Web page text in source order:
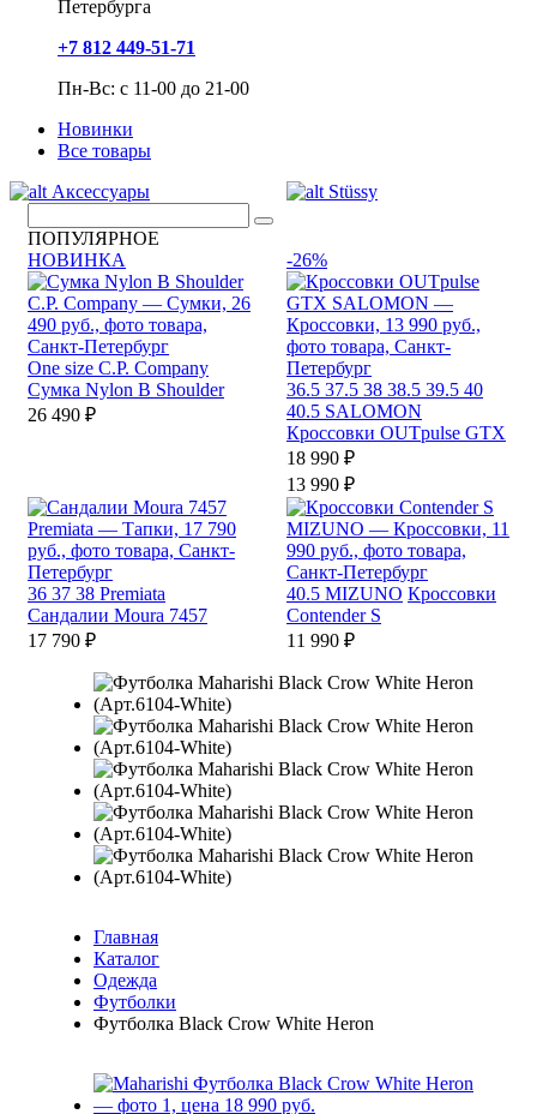
Петербурга
+7 812 449-51-71
Пн-Вс: с 11-00 до 21-00
Новинки
Все товары
Аксессуары
Stüssy
ПОПУЛЯРНОЕ
НОВИНКА
One size C.P. Company
Сумка Nylon B Shoulder
26 490 ₽
-26%
36.5 37.5 38 38.5 39.5 40
40.5 SALOMON
Кроссовки OUTpulse GTX
18 990 ₽
13 990 ₽
36 37 38 Premiata
Сандалии Moura 7457
17 790 ₽
40.5 MIZUNO Кроссовки
Contender S
11 990 ₽
Главная
Каталог
Одежда
Футболки
Футболка Black Crow White Heron